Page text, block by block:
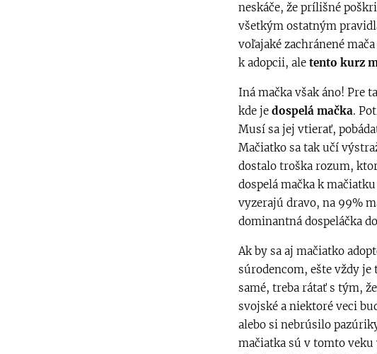
neskáče, že prílišné
všetkým ostatným
voľajaké zachránené
k adopcii, ale tento kurz
Iná mačka však áno! Pre
kde je dospelá mačka.
Musí sa jej vtierať,
Mačiatko sa tak učí
dostalo troška rozum,
dospelá mačka k
vyzerajú dravo, na 99%
dominantná dospeláčka
Ak by sa aj mačiatko
súrodencom, ešte vždy je
samé, treba rátať s tým,
svojské a niektoré veci
alebo si nebrúsilo
mačiatka sú v tomto